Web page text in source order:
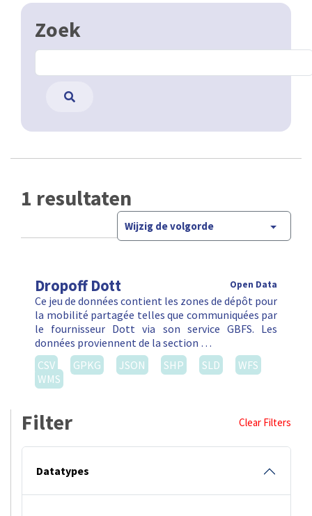
Zoek
1 resultaten
Wijzig de volgorde
Dropoff Dott Open Data
Ce jeu de données contient les zones de dépôt pour
la mobilité partagée telles que communiquées par
le fournisseur Dott via son service GBFS. Les
données proviennent de la section …
CSV
GPKG JSON SHP SLD
WFS
WMS
Filter Clear Filters
Datatypes